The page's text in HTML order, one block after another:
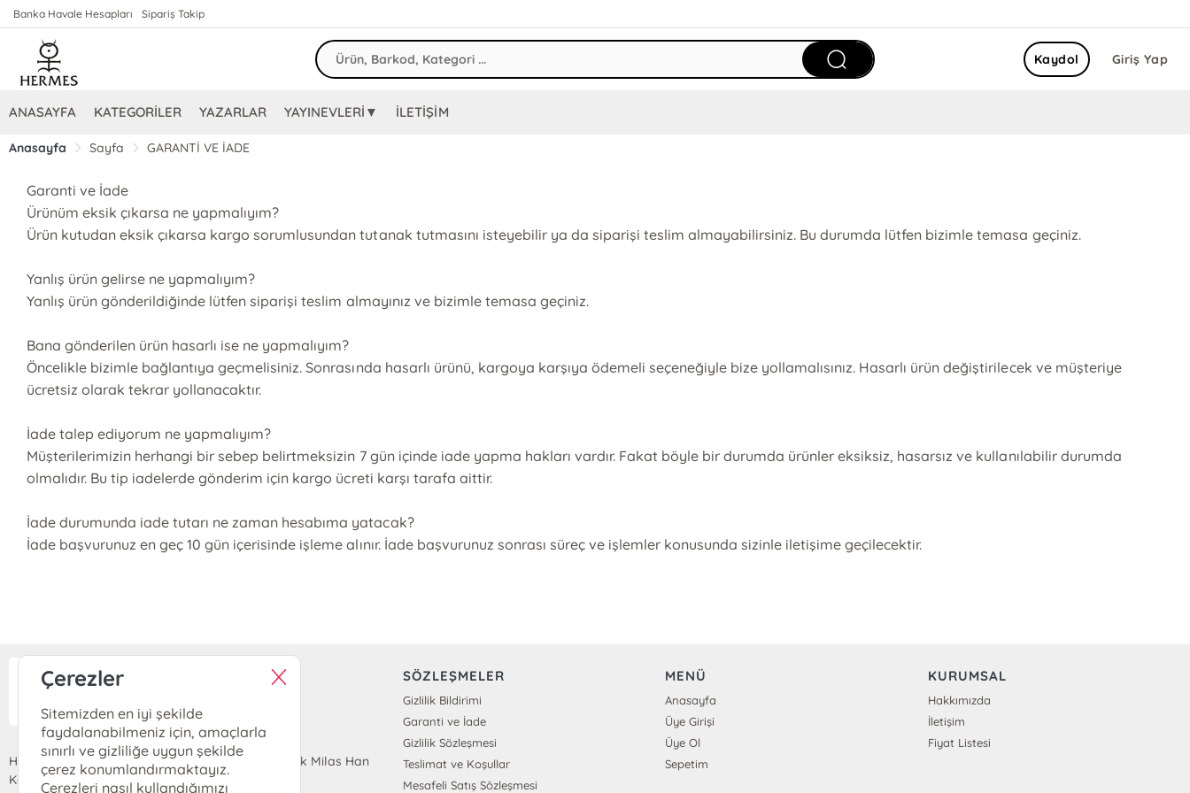
Banka Havale Hesapları Sipariş Takip
Giriş Yap
Kaydol
ANASAYFA KATEGORİLER YAZARLAR YAYINEVLERİ▼ İLETİŞİM
Anasayfa Sayfa GARANTİ VE İADE
Garanti ve İade
Ürünüm eksik çıkarsa ne yapmalıyım?
Ürün kutudan eksik çıkarsa kargo sorumlusundan tutanak tutmasını isteyebilir ya da siparişi teslim almayabilirsiniz. Bu durumda lütfen bizimle temasa geçiniz.
Yanlış ürün gelirse ne yapmalıyım?
Yanlış ürün gönderildiğinde lütfen siparişi teslim almayınız ve bizimle temasa geçiniz.
Bana gönderilen ürün hasarlı ise ne yapmalıyım?
Öncelikle bizimle bağlantıya geçmelisiniz. Sonrasında hasarlı ürünü, kargoya karşıya ödemeli seçeneğiyle bize yollamalısınız. Hasarlı ürün değiştirilecek ve müşteriye
ücretsiz olarak tekrar yollanacaktır.
İade talep ediyorum ne yapmalıyım?
Müşterilerimizin herhangi bir sebep belirtmeksizin 7 gün içinde iade yapma hakları vardır. Fakat böyle bir durumda ürünler eksiksiz, hasarsız ve kullanılabilir durumda
olmalıdır. Bu tip iadelerde gönderim için kargo ücreti karşı tarafa aittir.
İade durumunda iade tutarı ne zaman hesabıma yatacak?
İade başvurunuz en geç 10 gün içerisinde işleme alınır. İade başvurunuz sonrası süreç ve işlemler konusunda sizinle iletişime geçilecektir.
Hobyar Mahallesi Cemal Nadir Sokak No:24 Büyük Milas Han
Kat 1 / 101-2 Cağaloğlu, 34112 Fatih, İSTANBUL
SÖZLEŞMELER
Gizlilik Bildirimi
Garanti ve İade
Gizlilik Sözleşmesi
Teslimat ve Koşullar
Mesafeli Satış Sözleşmesi
MENÜ
Anasayfa
Üye Girişi
Üye Ol
Sepetim
KURUMSAL
Hakkımızda
İletişim
Fiyat Listesi
Çerezler
Sitemizden en iyi şekilde
faydalanabilmeniz için, amaçlarla
sınırlı ve gizliliğe uygun şekilde
çerez konumlandırmaktayız.
Çerezleri nasıl kullandığımızı